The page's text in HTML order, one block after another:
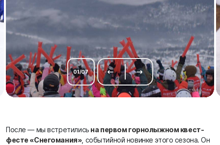
01/07
После — мы встретились на первом горнолыжном квест-
фесте «Снегомания», событийной новинке этого сезона. Он